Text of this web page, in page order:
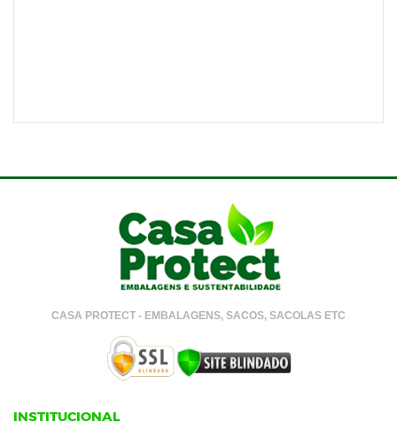
CASA PROTECT - EMBALAGENS, SACOS, SACOLAS ETC
INSTITUCIONAL